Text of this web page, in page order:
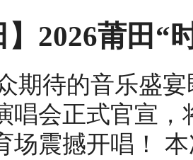
】2026莆田
期待的音乐盛
唱会正式官宣，
场震撼开唱！